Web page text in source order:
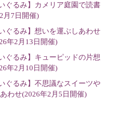
ぐるみ】カメリア庭園で読書
月7日開催)
ぐるみ】想いを運ぶしあわせ
年2月13日開催)
ぐるみ】キューピッドの片想
年2月10日開催)
ぐるみ】不思議なスイーツや
わせ(2026年2月5日開催)